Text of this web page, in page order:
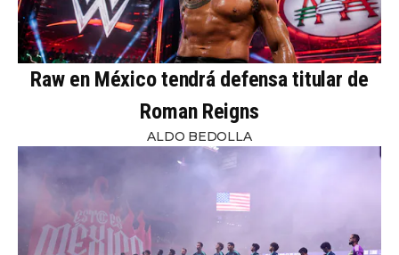
Raw en México tendrá defensa titular de
Roman Reigns
ALDO BEDOLLA